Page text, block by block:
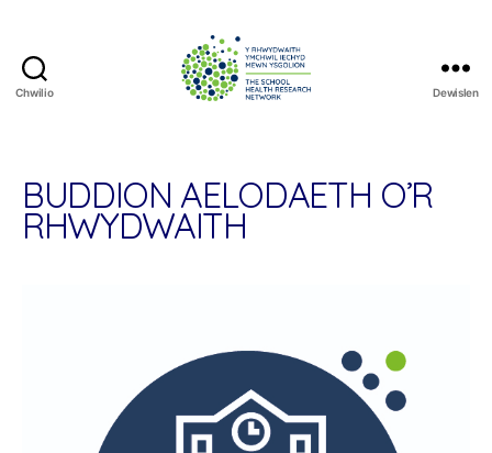
Chwilio
Research
Network
Dewislen
BUDDION AELODAETH O’R
RHWYDWAITH